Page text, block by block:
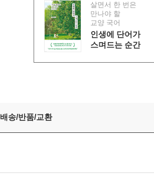
살면서 한 번은
만나야 할
교양 국어
인생에 단어가
스며드는 순간
배송/반품/교환